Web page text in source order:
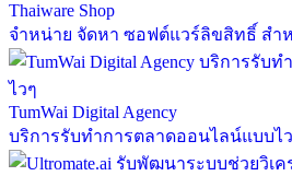
Thaiware Shop
จำหน่าย จัดหา ซอฟต์แวร์ลิขสิทธิ์ สำ
TumWai Digital Agency
บริการรับทำการตลาดออนไลน์แบบไ